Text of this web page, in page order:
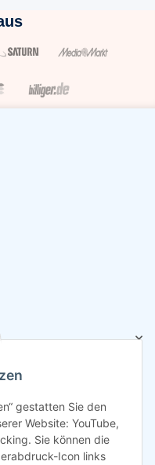
gestatten Sie den
Website: YouTube,
Sie können die
Icon links